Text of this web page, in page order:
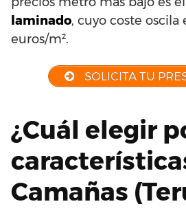
laminado, cuyo coste oscila
euros/m².
SOLICITA TU
¿Cuál elegir
Camañas